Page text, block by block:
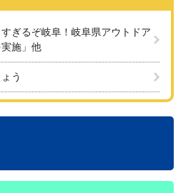
ぎるぞ岐阜！岐阜県アウトドア
施」他
う